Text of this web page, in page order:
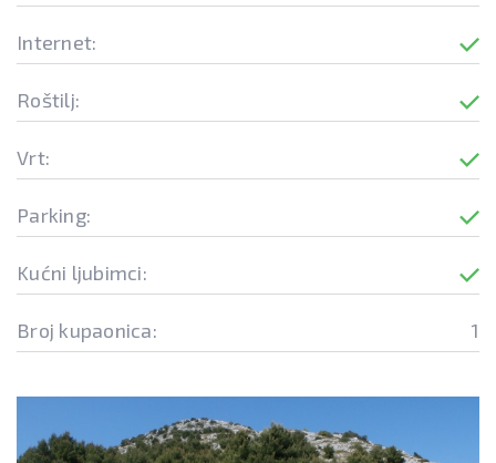
Internet:
Roštilj:
Vrt:
Parking:
Kućni ljubimci:
Broj kupaonica: 1